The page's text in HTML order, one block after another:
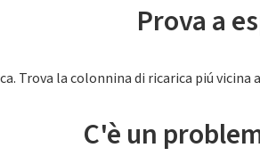
Prova a
Trova la colonnina di ricarica piú
C'è un